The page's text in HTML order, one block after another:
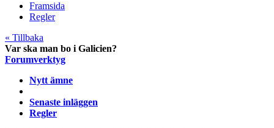
Framsida
Regler
« Tillbaka
Var ska man bo i Galicien?
Forumverktyg
Nytt ämne
Senaste inläggen
Regler